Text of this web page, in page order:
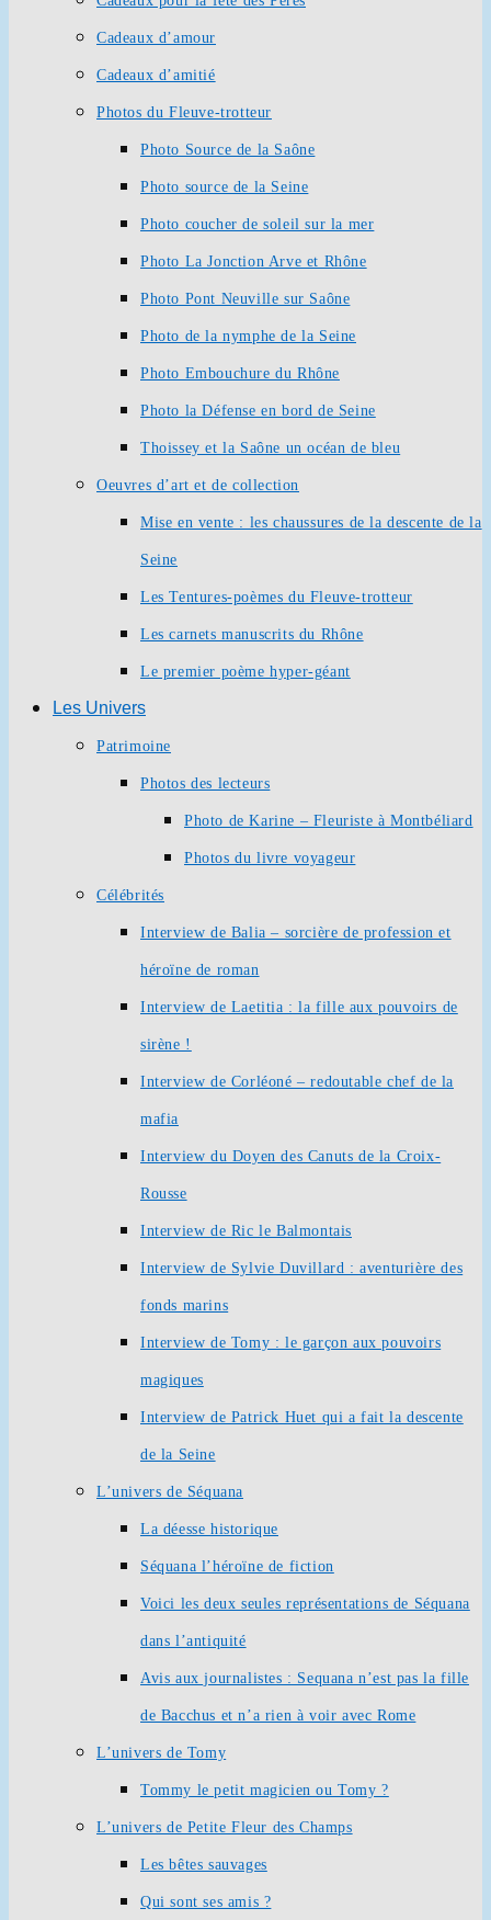
Cadeaux d’amour
Cadeaux d’amitié
Photos du Fleuve-trotteur
Photo Source de la Saône
Photo source de la Seine
Photo coucher de soleil sur la mer
Photo La Jonction Arve et Rhône
Photo Pont Neuville sur Saône
Photo de la nymphe de la Seine
Photo Embouchure du Rhône
Photo la Défense en bord de Seine
Thoissey et la Saône un océan de bleu
Oeuvres d’art et de collection
Mise en vente : les chaussures de la descente de la
Seine
Les Tentures-poèmes du Fleuve-trotteur
Les carnets manuscrits du Rhône
Le premier poème hyper-géant
Les Univers
Patrimoine
Photos des lecteurs
Photo de Karine – Fleuriste à Montbéliard
Photos du livre voyageur
Célébrités
Interview de Balia – sorcière de profession et
héroïne de roman
Interview de Laetitia : la fille aux pouvoirs de
sirène !
Interview de Corléoné – redoutable chef de la
mafia
Interview du Doyen des Canuts de la Croix-
Rousse
Interview de Ric le Balmontais
Interview de Sylvie Duvillard : aventurière des
fonds marins
Interview de Tomy : le garçon aux pouvoirs
magiques
Interview de Patrick Huet qui a fait la descente
de la Seine
L’univers de Séquana
La déesse historique
Séquana l’héroïne de fiction
Voici les deux seules représentations de Séquana
dans l’antiquité
Avis aux journalistes : Sequana n’est pas la fille
de Bacchus et n’a rien à voir avec Rome
L’univers de Tomy
Tommy le petit magicien ou Tomy ?
L’univers de Petite Fleur des Champs
Les bêtes sauvages
Qui sont ses amis ?